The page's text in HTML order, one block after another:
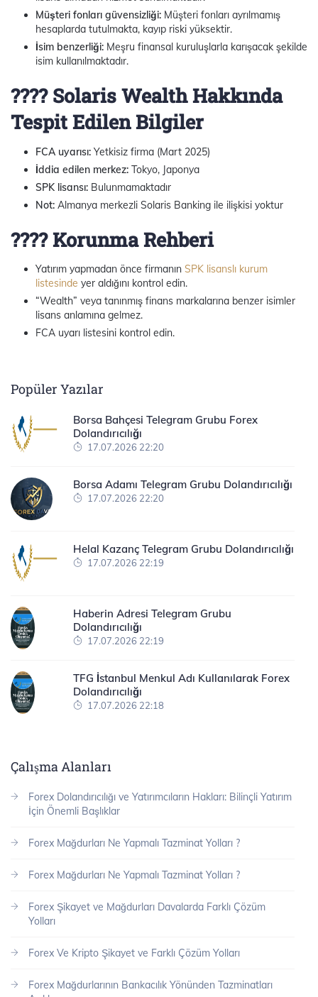
Müşteri fonları güvensizliği: Müşteri fonları ayrılmamış
hesaplarda tutulmakta, kayıp riski yüksektir.
İsim benzerliği: Meşru finansal kuruluşlarla karışacak şekilde
isim kullanılmaktadır.
???? Solaris Wealth Hakkında
Tespit Edilen Bilgiler
FCA uyarısı: Yetkisiz firma (Mart 2025)
İddia edilen merkez: Tokyo, Japonya
SPK lisansı: Bulunmamaktadır
Not: Almanya merkezli Solaris Banking ile ilişkisi yoktur
????️ Korunma Rehberi
Yatırım yapmadan önce firmanın SPK lisanslı kurum
listesinde yer aldığını kontrol edin.
“Wealth” veya tanınmış finans markalarına benzer isimler
lisans anlamına gelmez.
FCA uyarı listesini kontrol edin.
Popüler Yazılar
Borsa Bahçesi Telegram Grubu Forex
Dolandırıcılığı
17.07.2026 22:20
Borsa Adamı Telegram Grubu Dolandırıcılığı
17.07.2026 22:20
Helal Kazanç Telegram Grubu Dolandırıcılığı
17.07.2026 22:19
Haberin Adresi Telegram Grubu
Dolandırıcılığı
17.07.2026 22:19
TFG İstanbul Menkul Adı Kullanılarak Forex
Dolandırıcılığı
17.07.2026 22:18
Çalışma Alanları
Forex Dolandırıcılığı ve Yatırımcıların Hakları: Bilinçli Yatırım
İçin Önemli Başlıklar
Forex Mağdurları Ne Yapmalı Tazminat Yolları ?
Forex Mağdurları Ne Yapmalı Tazminat Yolları ?
Forex Şikayet ve Mağdurları Davalarda Farklı Çözüm
Yolları
Forex Ve Kripto Şikayet ve Farklı Çözüm Yolları
Forex Mağdurlarının Bankacılık Yönünden Tazminatları